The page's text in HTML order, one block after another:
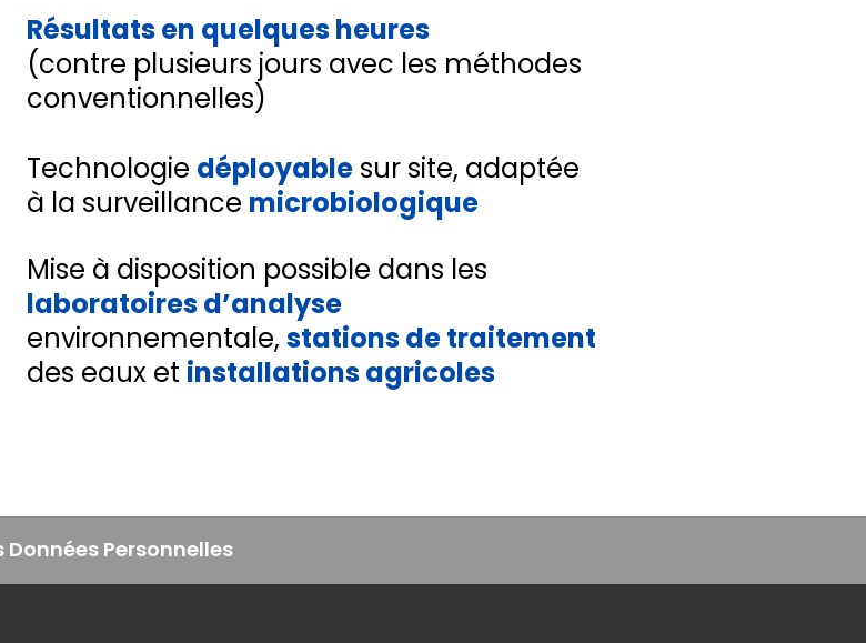
Résultats en quelques heures
(contre plusieurs jours avec les méthodes
conventionnelles)
Technologie déployable sur site, adaptée
à la surveillance microbiologique
Mise à disposition possible dans les
laboratoires d’analyse
environnementale, stations de traitement
des eaux et installations agricoles
Personnelles